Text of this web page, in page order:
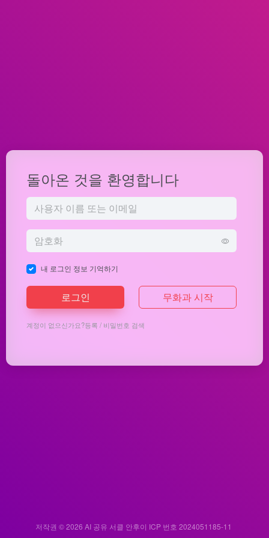
돌아온 것을 환영합니다
내 로그인 정보 기억하기
로그인 무화과 시작
계정이 없으신가요?등록 / 비밀번호 검색
저작권 © 2026 AI 공유 서클 안후이 ICP 번호 2024051185-11